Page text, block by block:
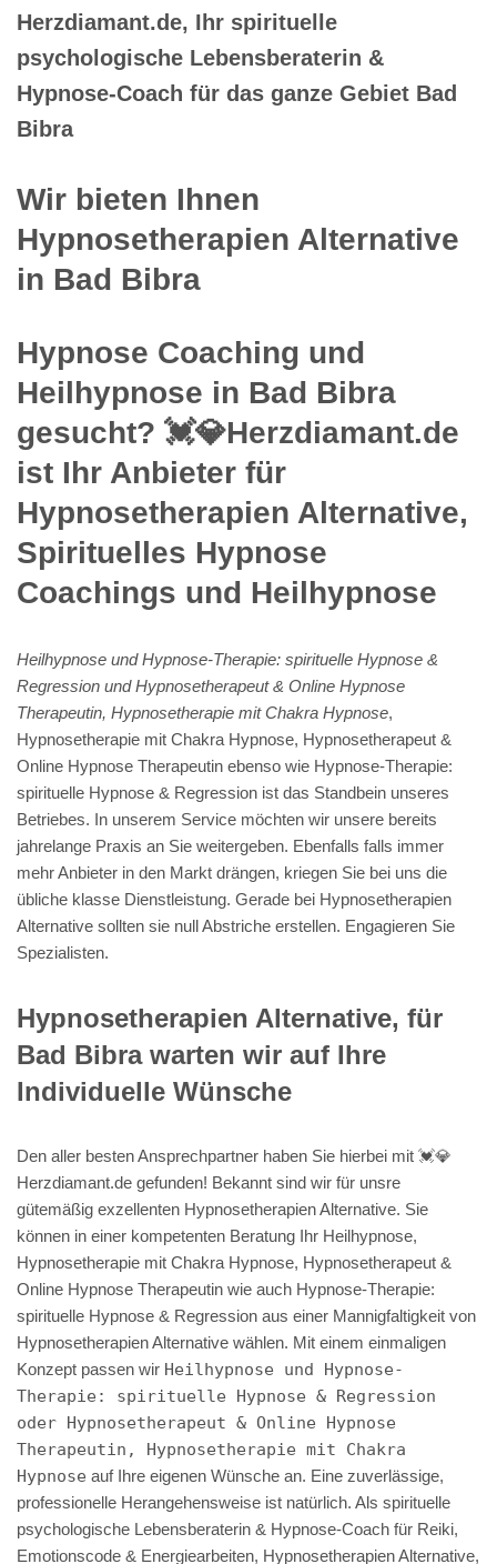
Herzdiamant.de, Ihr spirituelle
psychologische Lebensberaterin &
Hypnose-Coach für das ganze Gebiet Bad
Bibra
Wir bieten Ihnen
Hypnosetherapien Alternative
in Bad Bibra
Hypnose Coaching und
Heilhypnose in Bad Bibra
gesucht? 💓️💎Herzdiamant.de
ist Ihr Anbieter für
Hypnosetherapien Alternative,
Spirituelles Hypnose
Coachings und Heilhypnose
Heilhypnose und Hypnose-Therapie: spirituelle Hypnose &
Regression und Hypnosetherapeut & Online Hypnose
Therapeutin, Hypnosetherapie mit Chakra Hypnose,
Hypnosetherapie mit Chakra Hypnose, Hypnosetherapeut &
Online Hypnose Therapeutin ebenso wie Hypnose-Therapie:
spirituelle Hypnose & Regression ist das Standbein unseres
Betriebes. In unserem Service möchten wir unsere bereits
jahrelange Praxis an Sie weitergeben. Ebenfalls falls immer
mehr Anbieter in den Markt drängen, kriegen Sie bei uns die
übliche klasse Dienstleistung. Gerade bei Hypnosetherapien
Alternative sollten sie null Abstriche erstellen. Engagieren Sie
Spezialisten.
Hypnosetherapien Alternative, für
Bad Bibra warten wir auf Ihre
Individuelle Wünsche
Den aller besten Ansprechpartner haben Sie hierbei mit 💓️💎
Herzdiamant.de gefunden! Bekannt sind wir für unsre
gütemäßig exzellenten Hypnosetherapien Alternative. Sie
können in einer kompetenten Beratung Ihr Heilhypnose,
Hypnosetherapie mit Chakra Hypnose, Hypnosetherapeut &
Online Hypnose Therapeutin wie auch Hypnose-Therapie:
spirituelle Hypnose & Regression aus einer Mannigfaltigkeit von
Hypnosetherapien Alternative wählen. Mit einem einmaligen
Konzept passen wir Heilhypnose und Hypnose-
Therapie: spirituelle Hypnose & Regression
oder Hypnosetherapeut & Online Hypnose
Therapeutin, Hypnosetherapie mit Chakra
Hypnose auf Ihre eigenen Wünsche an. Eine zuverlässige,
professionelle Herangehensweise ist natürlich. Als spirituelle
psychologische Lebensberaterin & Hypnose-Coach für Reiki,
Emotionscode & Energiearbeiten, Hypnosetherapien Alternative,